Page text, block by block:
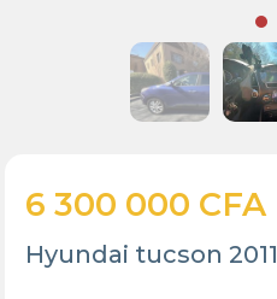
6 300 000 CFA
Hyundai tucson 2011